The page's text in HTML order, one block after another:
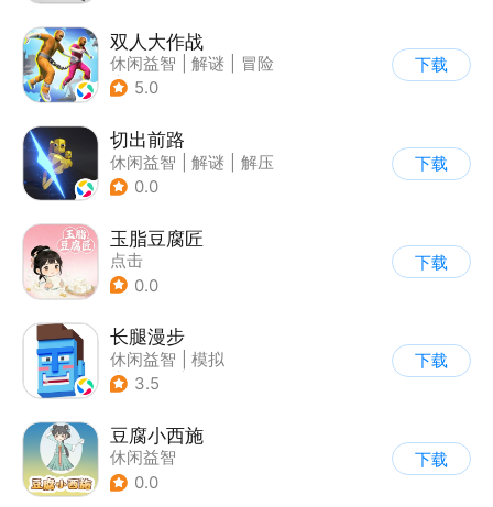
双人大作战
休闲益智 解谜
冒险
| 派对游戏
5.0
下载
切出前路
休闲益智 解谜
解压
0.0
下载
玉脂豆腐匠
点击
0.0
下载
长腿漫步
休闲益智
模拟
| 像素风
3.5
下载
豆腐小西施
休闲益智
0.0
下载